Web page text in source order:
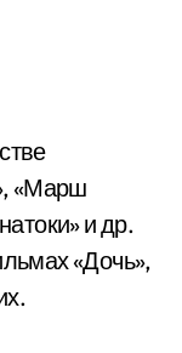
«Марш
и др.
«Дочь»,